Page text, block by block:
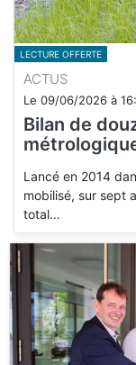
LECTURE OFFERTE
ACTUS
Le 09/06/2026 à
Bilan de
Lancé en 2014
mobilisé, sur sept
total…